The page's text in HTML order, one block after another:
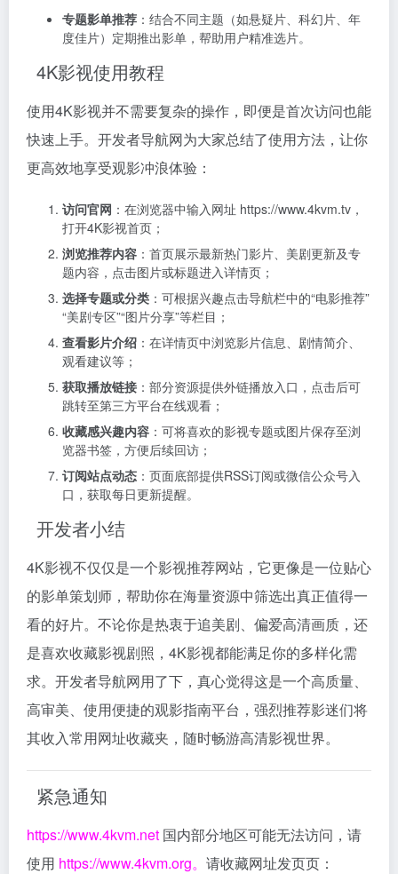
专题影单推荐 ：结合不同主题（如悬疑片、科幻片、年
度佳片）定期推出影单，帮助用户精准选片。
4K影视使用教程
使用4K影视并不需要复杂的操作，即便是首次访问也能
快速上手。开发者导航网为大家总结了使用方法，让你
更高效地享受观影冲浪体验：
访问官网 ：在浏览器中输入网址 https://www.4kvm.tv，
打开4K影视首页；
浏览推荐内容 ：首页展示最新热门影片、美剧更新及专
题内容，点击图片或标题进入详情页；
选择专题或分类 ：可根据兴趣点击导航栏中的“电影推荐”
“美剧专区”“图片分享”等栏目；
查看影片介绍 ：在详情页中浏览影片信息、剧情简介、
观看建议等；
获取播放链接 ：部分资源提供外链播放入口，点击后可
跳转至第三方平台在线观看；
收藏感兴趣内容 ：可将喜欢的影视专题或图片保存至浏
览器书签，方便后续回访；
订阅站点动态 ：页面底部提供RSS订阅或微信公众号入
口，获取每日更新提醒。
开发者小结
4K影视不仅仅是一个影视推荐网站，它更像是一位贴心
的影单策划师，帮助你在海量资源中筛选出真正值得一
看的好片。不论你是热衷于追美剧、偏爱高清画质，还
是喜欢收藏影视剧照，4K影视都能满足你的多样化需
求。开发者导航网用了下，真心觉得这是一个高质量、
高审美、使用便捷的观影指南平台，强烈推荐影迷们将
其收入常用网址收藏夹，随时畅游高清影视世界。
紧急通知
https://www.4kvm.net 国内部分地区可能无法访问，请
使用 https://www.4kvm.org。 请收藏网址发页页：